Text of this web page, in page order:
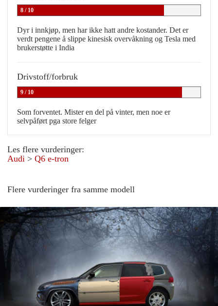
8 / 10
Dyr i innkjøp, men har ikke hatt andre kostander. Det er
verdt pengene å slippe kinesisk overvåkning og Tesla med
brukerstøtte i India
Drivstoff/forbruk
9 / 10
Som forventet. Mister en del på vinter, men noe er
selvpåført pga store felger
Les flere vurderinger:
Audi > Q6 e-tron
Flere vurderinger fra samme modell